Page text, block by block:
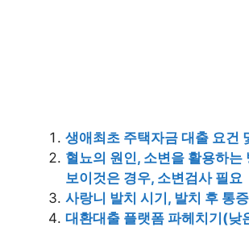
생애최초 주택자금 대출 요건
혈뇨의 원인, 소변을 활용하는
보이것은 경우, 소변검사 필요
사랑니 발치 시기, 발치 후 통
대환대출 플랫폼 파헤치기(낮